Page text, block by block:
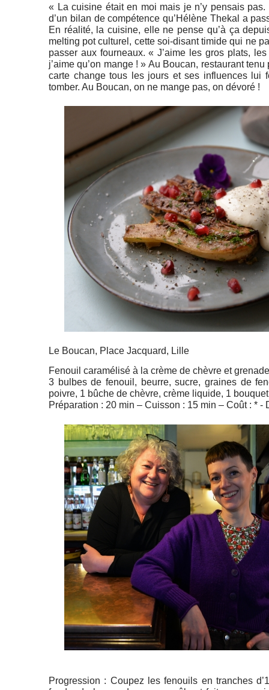
« La cuisine était en moi mais je n’y pensais
d’un bilan de compétence qu’Hélène Thekal a
En réalité, la cuisine, elle ne pense qu’à ça
melting pot culturel, cette soi-disant timide qui ne
passer aux fourneaux. « J’aime les gros plats,
j’aime qu’on mange ! » Au Boucan, restaurant
carte change tous les jours et ses influences lui
tomber. Au Boucan, on ne mange pas, on dévoré !
Le Boucan, Place Jacquard, Lille
Fenouil caramélisé à la crème de chèvre et grenade
3 bulbes de fenouil, beurre, sucre, graines de
poivre, 1 bûche de chèvre, crème liquide, 1
Préparation : 20 min – Cuisson : 15 min – Coût : * -
Progression : Coupez les fenouils en tranches